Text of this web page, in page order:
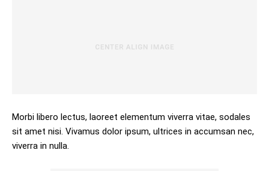
Morbi libero lectus, laoreet elementum viverra vitae, sodales
sit amet nisi. Vivamus dolor ipsum, ultrices in accumsan nec,
viverra in nulla.